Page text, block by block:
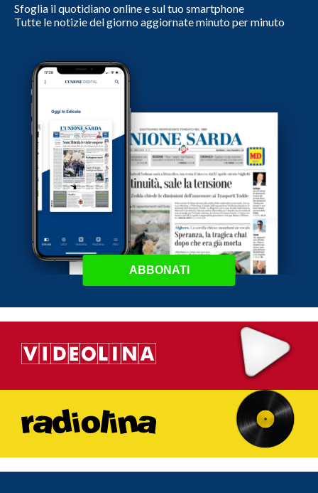
Sfoglia il quotidiano online e sul tuo smartphone
Tutte le notizie del giorno aggiornate minuto per minuto
ABBONATI